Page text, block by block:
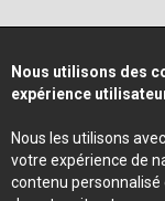
Nous utilisons des
expérience
Nous les utilisons
votre expérience de
contenu personnalisé